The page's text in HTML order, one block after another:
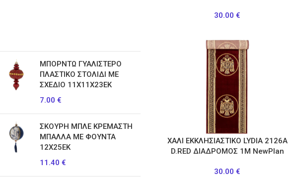
ΜΠΟΡΝΤΩ ΓΥΑΛΙΣΤΕΡΟ
ΠΛΑΣΤΙΚΟ ΣΤΟΛΙΔΙ ΜΕ
ΣΧΕΔΙΟ 11Χ11Χ23ΕΚ
7.00 €
ΣΚΟΥΡΗ ΜΠΛΕ ΚΡΕΜΑΣΤΗ
ΜΠΑΛΛΑ ΜΕ ΦΟΥΝΤΑ
12Χ25ΕΚ
11.40 €
30.00€
ΧΑΛΙ ΕΚΚΛΗΣΙΑΣΤΙΚΟ LYDIA 2126Α
D.RED ΔΙΑΔΡΟΜΟΣ 1Μ NewPlan
30.00€